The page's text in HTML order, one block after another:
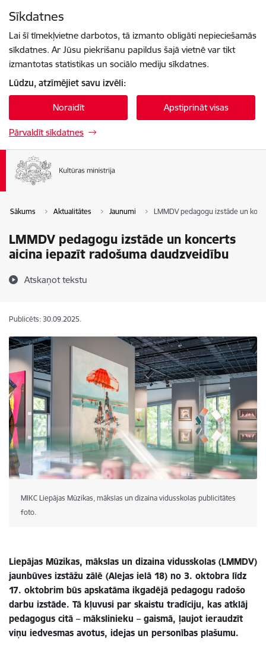
Sīkdatnes
Lai šī tīmekļvietne darbotos, tā izmanto obligāti nepieciešamās
sīkdatnes. Ar Jūsu piekrišanu papildus šajā vietnē var tikt
izmantotas statistikas un sociālo mediju sīkdatnes.
Lūdzu, atzīmējiet savu izvēli:
Noraidīt Apstiprināt visas
Pārvaldīt sīkdatnes
Sākums Aktualitātes Jaunumi LMMDV pedagogu izstāde un
LMMDV pedagogu izstāde un koncerts
aicina iepazīt radošuma daudzveidību
Atskaņot tekstu
Publicēts: 30.09.2025.
MIKC Liepājas Mūzikas, mākslas un dizaina vidusskolas publicitātes
foto.
Liepājas Mūzikas, mākslas un dizaina vidusskolas (LMMDV)
jaunbūves izstāžu zālē (Alejas ielā 18) no 3. oktobra līdz
17. oktobrim būs apskatāma ikgadējā pedagogu radošo
darbu izstāde. Tā kļuvusi par skaistu tradīciju, kas atklāj
pedagogus citā – mākslinieku – gaismā, ļaujot ieraudzīt
viņu iedvesmas avotus, idejas un personības plašumu.